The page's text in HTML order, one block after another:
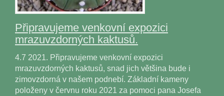
Připravujeme venkovní expozici
mrazuvzdorných kaktusů.
4.7 2021. Připravujeme venkovní expozici
mrazuvzdorných kaktusů, snad jich většina bude i
zimovzdorná v našem podnebí. Základní kameny
položeny v červnu roku 2021 za pomoci pana Josefa